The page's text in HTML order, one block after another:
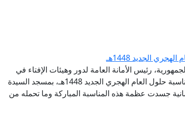
الجديد 1448هـ
رئيس الأمانة العامة لدور وهيئات الإفتاء في
العالم، مساء اليوم الإثنين، احتفال وزارة الأوقاف بمناسبة حلول العام الهجري الجديد 1448هـ، بمسجد السيدة
جسدت عظمة هذه المناسبة المباركة وما تحمله من